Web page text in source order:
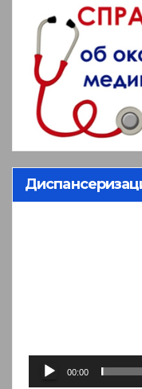
00:00